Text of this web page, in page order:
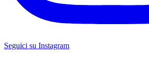
Seguici su Instagram